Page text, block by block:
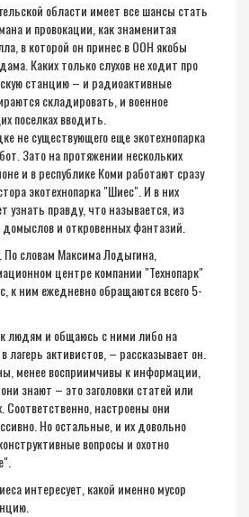
области имеет все шансы стать
и провокации, как знаменитая
в которой он принес в ООН якобы
Каких только слухов не ходит про
станцию – и радиоактивные
складировать, и военное
поселках вводить.
не существующего еще экотехнопарка
Зато на протяжении нескольких
и в республике Коми работают сразу
экотехнопарка "Шиес". И в них
правду, что называется, из
домыслов и откровенных фантазий.
словам Максима Лодыгина,
центре компании "Технопарк"
к ним ежедневно обращаются всего 5-
людям и общаюсь с ними либо на
лагерь активистов, – рассказывает он.
менее восприимчивы к информации,
знают – это заголовки статей или
Соответственно, настроены они
Но остальные, и их довольно
вопросы и охотно
интересует, какой именно мусор